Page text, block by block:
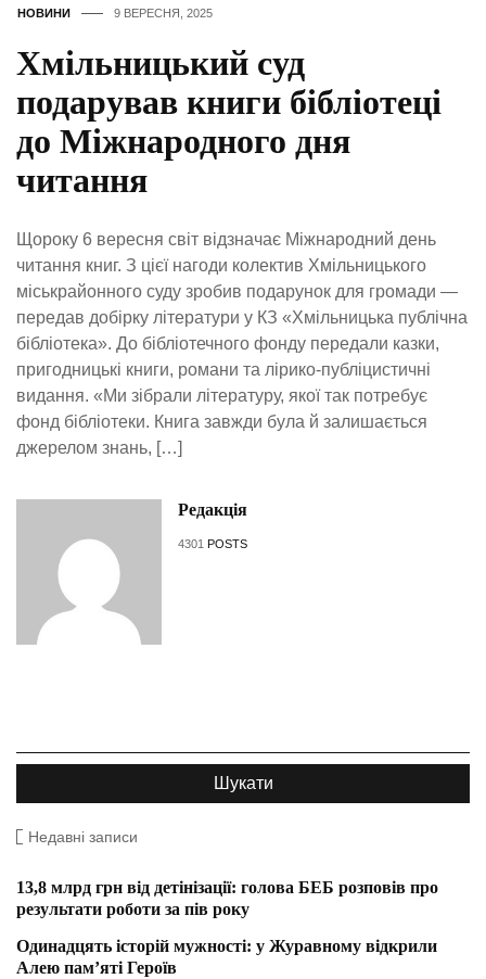
НОВИНИ 9 ВЕРЕСНЯ, 2025
Хмільницький суд
подарував книги бібліотеці
до Міжнародного дня
читання
Щороку 6 вересня світ відзначає Міжнародний день
читання книг. З цієї нагоди колектив Хмільницького
міськрайонного суду зробив подарунок для громади —
передав добірку літератури у КЗ «Хмільницька публічна
бібліотека». До бібліотечного фонду передали казки,
пригодницькі книги, романи та лірико-публіцистичні
видання. «Ми зібрали літературу, якої так потребує
фонд бібліотеки. Книга завжди була й залишається
джерелом знань, […]
Редакція
4301 POSTS
Недавні записи
13,8 млрд грн від детінізації: голова БЕБ розповів про
результати роботи за пів року
Одинадцять історій мужності: у Журавному відкрили
Алею пам’яті Героїв